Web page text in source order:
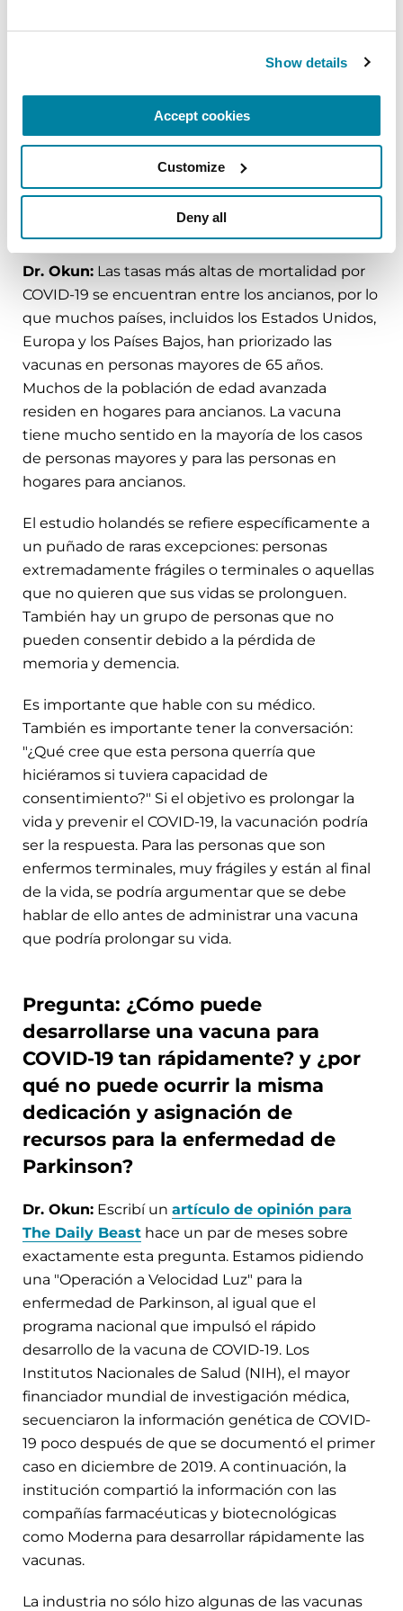
Show details
Accept cookies
Customize
Deny all
precaución para el subgrupo
específico de ancianos muy frágiles
y enfermos terminales con EP que
vivían en centros de atención a
largo plazo; o para las personas con
EP que tienen enfermedades
crónicas adicionales. ¿Puede
ahondar en esto?
Dr. Okun: Las tasas más altas de mortalidad por
COVID-19 se encuentran entre los ancianos, por lo
que muchos países, incluidos los Estados Unidos,
Europa y los Países Bajos, han priorizado las
vacunas en personas mayores de 65 años.
Muchos de la población de edad avanzada
residen en hogares para ancianos. La vacuna
tiene mucho sentido en la mayoría de los casos
de personas mayores y para las personas en
hogares para ancianos.
El estudio holandés se refiere específicamente a
un puñado de raras excepciones: personas
extremadamente frágiles o terminales o aquellas
que no quieren que sus vidas se prolonguen.
También hay un grupo de personas que no
pueden consentir debido a la pérdida de
memoria y demencia.
Es importante que hable con su médico.
También es importante tener la conversación:
"¿Qué cree que esta persona querría que
hiciéramos si tuviera capacidad de
consentimiento?" Si el objetivo es prolongar la
vida y prevenir el COVID-19, la vacunación podría
ser la respuesta. Para las personas que son
enfermos terminales, muy frágiles y están al final
de la vida, se podría argumentar que se debe
hablar de ello antes de administrar una vacuna
que podría prolongar su vida.
Pregunta: ¿Cómo puede
desarrollarse una vacuna para
COVID-19 tan rápidamente? y ¿por
qué no puede ocurrir la misma
dedicación y asignación de
recursos para la enfermedad de
Parkinson?
Dr. Okun: Escribí un artículo de opinión para
The Daily Beast hace un par de meses sobre
exactamente esta pregunta. Estamos pidiendo
una "Operación a Velocidad Luz" para la
enfermedad de Parkinson, al igual que el
programa nacional que impulsó el rápido
desarrollo de la vacuna de COVID-19. Los
Institutos Nacionales de Salud (NIH), el mayor
financiador mundial de investigación médica,
secuenciaron la información genética de COVID-
19 poco después de que se documentó el primer
caso en diciembre de 2019. A continuación, la
institución compartió la información con las
compañías farmacéuticas y biotecnológicas
como Moderna para desarrollar rápidamente las
vacunas.
La industria no sólo hizo algunas de las vacunas